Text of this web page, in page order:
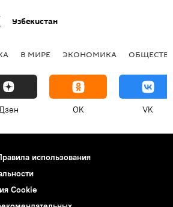
Узбекистан
В МИРЕ ЭКОНОМИКА
OK VK
использования
Cookie